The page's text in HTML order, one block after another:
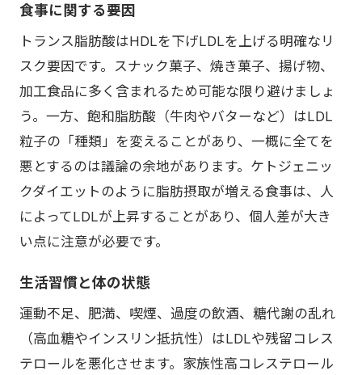
食事に関する要因
トランス脂肪酸はHDLを下げLDLを上げる明確なリ
スク要因です。スナック菓子、焼き菓子、揚げ物、
加工食品に多く含まれるため可能な限り避けましょ
う。一方、飽和脂肪酸（牛肉やバターなど）はLDL
粒子の「種類」を変えることがあり、一概に全てを
悪とするのは議論の余地があります。ケトジェニッ
クダイエットのように脂肪摂取が増える食事は、人
によってLDLが上昇することがあり、個人差が大き
い点に注意が必要です。
生活習慣と体の状態
運動不足、肥満、喫煙、過度の飲酒、糖代謝の乱れ
（高血糖やインスリン抵抗性）はLDLや残留コレス
テロールを悪化させます。家族性高コレステロール